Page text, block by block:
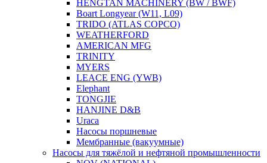
HENGTAN MACHINERY (BW / BWF)
Boart Longyear (W11, L09)
TRIDO (ATLAS COPCO)
WEATHERFORD
AMERICAN MFG
TRINITY
MYERS
LEACE ENG (YWB)
Elephant
TONGJIE
HANJINE D&B
Uraca
Насосы поршневые
Мембранные (вакуумные)
Насосы для тяжёлой и нефтяной промышленности